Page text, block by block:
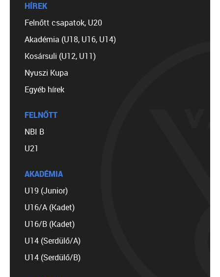
HÍREK
Felnőtt csapatok, U20
Akadémia (U18, U16, U14)
Kosársuli (U12, U11)
Nyuszi Kupa
Egyéb hírek
FELNŐTT
NBI B
U21
AKADÉMIA
U19 (Junior)
U16/A (Kadet)
U16/B (Kadet)
U14 (Serdülő/A)
U14 (Serdülő/B)